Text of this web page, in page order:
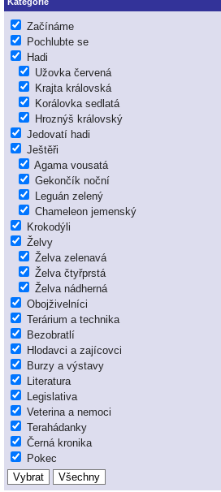
Začínáme
Pochlubte se
Hadi
Užovka červená
Krajta královská
Korálovka sedlatá
Hroznýš královský
Jedovatí hadi
Ještěři
Agama vousatá
Gekončík noční
Leguán zelený
Chameleon jemenský
Krokodýli
Želvy
Želva zelenavá
Želva čtyřprstá
Želva nádherná
Obojživelníci
Terárium a technika
Bezobratlí
Hlodavci a zajícovci
Burzy a výstavy
Literatura
Legislativa
Veterina a nemoci
Terahádanky
Černá kronika
Pokec